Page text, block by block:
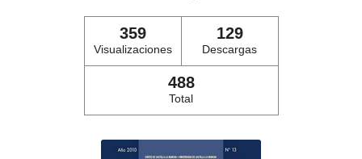
359
Visualizaciones
129
Descargas
488
Total